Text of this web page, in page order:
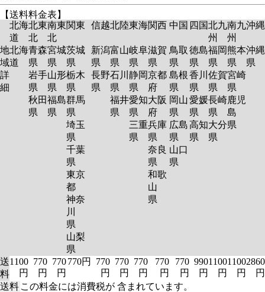
【送料料金表】
北海
道
北東
北
南東
北
関東 信越北陸東海関西 中国 四国北九
州
南九
州
沖縄
地
域
詳
細
北海
道
青森
県
岩手
県
秋田
県
宮城
県
山形
県
福島
県
茨城
県
栃木
県
群馬
県
埼玉
県
千葉
県
東京
都
神奈
川
県
山梨
県
新潟
県
長野
県
富山
県
石川
県
福井
県
岐阜
県
静岡
県
愛知
県
三重
県
滋賀
県
京都
府
大阪
府
兵庫
県
奈良
県
和歌
山
県
鳥取
県
島根
県
岡山
県
広島
県
山口
県
徳島
県
香川
県
愛媛
県
高知
県
福岡
県
佐賀
県
長崎
県
大分
県
熊本
県
宮崎
県
鹿児
島
県
沖縄
県
送
料
1100
円
770
円
770
円
770円
770
円
770
円
770
円
770
円
770
円
990
円
1100
円
1100
円
2860
円
送料 この料金には消費税が 含まれています。